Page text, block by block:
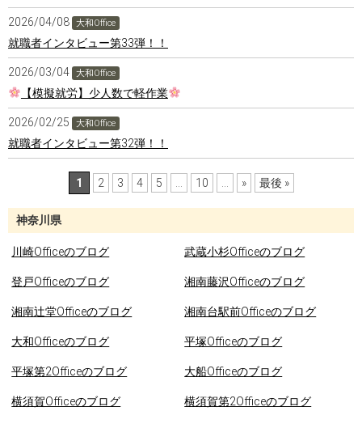
神奈川県
川崎Officeのブログ 武蔵小杉Officeのブログ
登戸Officeのブログ 湘南藤沢Officeのブログ
湘南辻堂Officeのブログ 湘南台駅前Officeのブログ
大和Officeのブログ 平塚Officeのブログ
平塚第2Officeのブログ 大船Officeのブログ
横須賀Officeのブログ 横須賀第2Officeのブログ
2026/04/08 大和Office
就職者インタビュー第33弾！！
2026/03/04 大和Office
【模擬就労】少人数で軽作業
2026/02/25 大和Office
就職者インタビュー第32弾！！
1 2 3 4 5 10 » 最後 »